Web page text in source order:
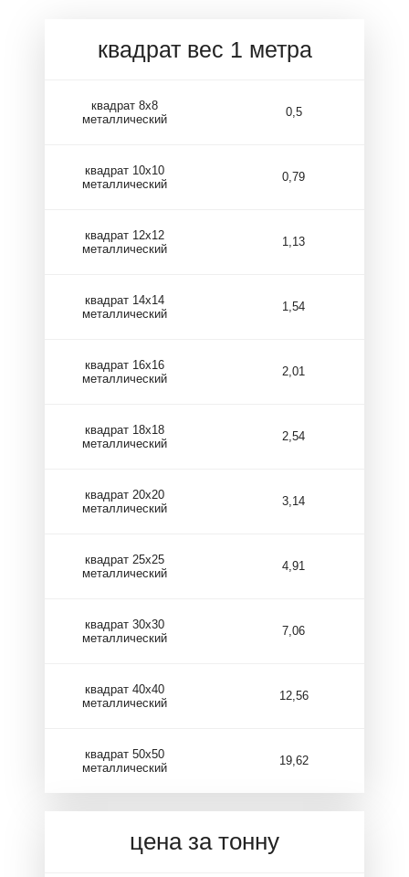
квадрат вес 1 метра
квадрат 8х8
металлический
0,5
квадрат 10х10
металлический
0,79
квадрат 12х12
металлический
1,13
квадрат 14х14
металлический
1,54
квадрат 16х16
металлический
2,01
квадрат 18х18
металлический
2,54
квадрат 20х20
металлический
3,14
квадрат 25х25
металлический
4,91
квадрат 30х30
металлический
7,06
квадрат 40х40
металлический
12,56
квадрат 50х50
металлический
19,62
цена за тонну